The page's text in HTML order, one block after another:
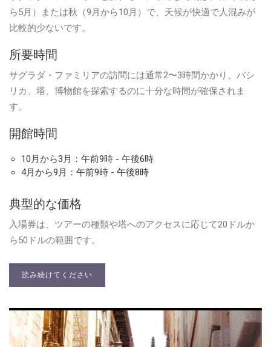
ら5月）または秋（9月から10月）で、天候が快適で人混みが
比較的少ないです。
所要時間
サグラダ・ファミリアの訪問には通常2〜3時間かかり、バシ
リカ、塔、博物館を探索するのに十分な時間が確保されま
す。
開館時間
10月から3月：午前9時 - 午後6時
4月から9月：午前9時 - 午後8時
典型的な価格
入場券は、ツアーの種類や塔へのアクセスに応じて20ドルか
ら50ドルの範囲です。
読み続けてください